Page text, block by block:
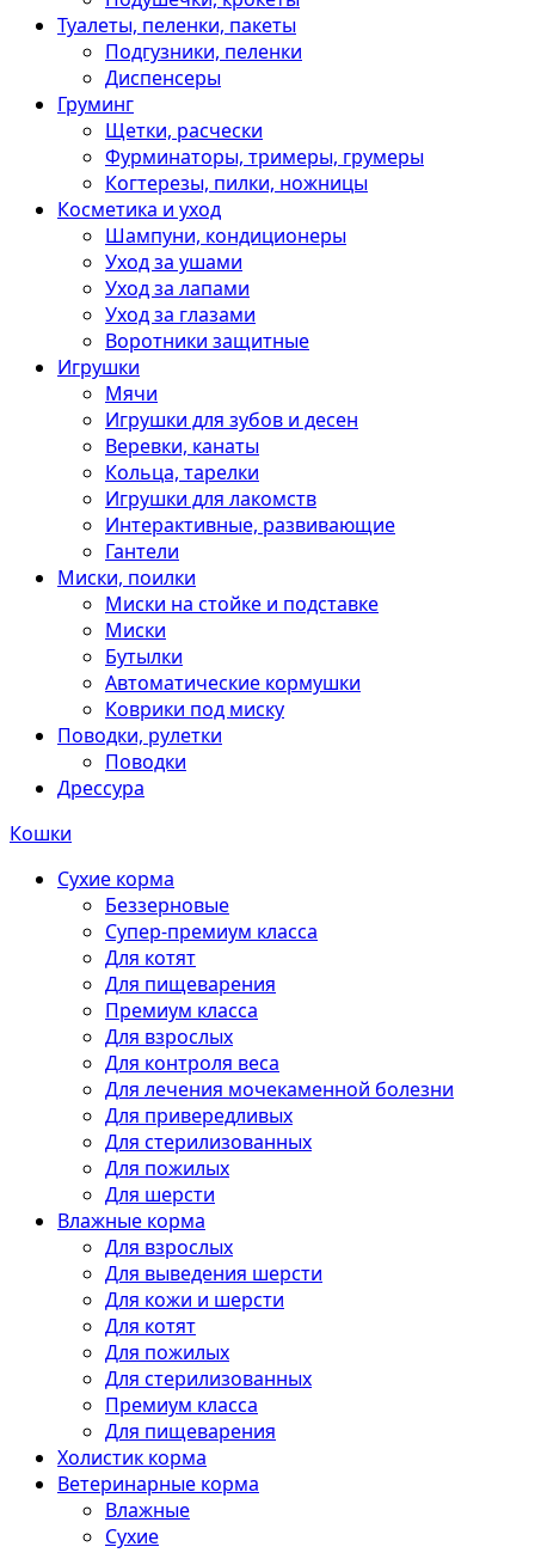
Туалеты, пеленки, пакеты
Подгузники, пеленки
Диспенсеры
Груминг
Щетки, расчески
Фурминаторы, тримеры, грумеры
Когтерезы, пилки, ножницы
Косметика и уход
Шампуни, кондиционеры
Уход за ушами
Уход за лапами
Уход за глазами
Воротники защитные
Игрушки
Мячи
Игрушки для зубов и десен
Веревки, канаты
Кольца, тарелки
Игрушки для лакомств
Интерактивные, развивающие
Гантели
Миски, поилки
Миски на стойке и подставке
Миски
Бутылки
Автоматические кормушки
Коврики под миску
Поводки, рулетки
Поводки
Дрессура
Кошки
Сухие корма
Беззерновые
Супер-премиум класса
Для котят
Для пищеварения
Премиум класса
Для взрослых
Для контроля веса
Для лечения мочекаменной болезни
Для привередливых
Для стерилизованных
Для пожилых
Для шерсти
Влажные корма
Для взрослых
Для выведения шерсти
Для кожи и шерсти
Для котят
Для пожилых
Для стерилизованных
Премиум класса
Для пищеварения
Холистик корма
Ветеринарные корма
Влажные
Сухие